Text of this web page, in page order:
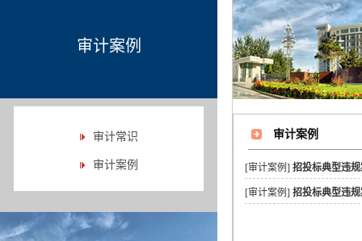
审计案例
审计常识
审计案例
审计案例
[审计案例] 招投标典型违
[审计案例] 招投标典型违